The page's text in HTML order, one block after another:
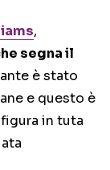
,
segna il
è stato
e questo è
in tuta